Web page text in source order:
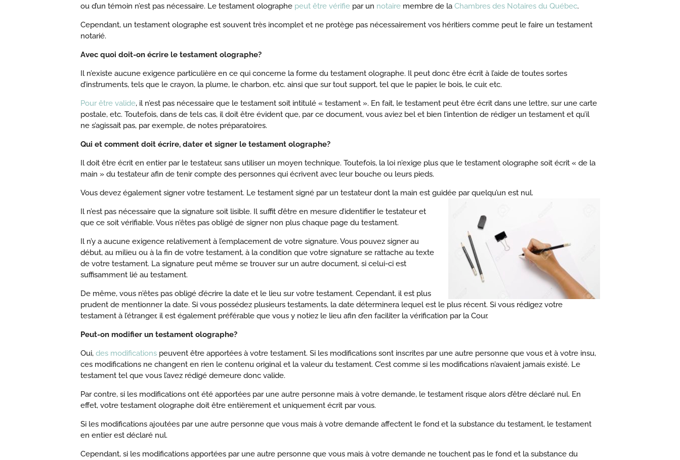
ou d’un témoin n’est pas nécessaire. Le testament olographe peut être vérifiepar un notairemembre de la Chambres des Notaires du Québec.
Cependant, un testament olographe est souvent très incomplet et ne protège pas nécessairement vos héritiers comme peut le faire un testament
notarié.
Avec quoi doit-on écrire le testament olographe?
Il n’existe aucune exigence particulière en ce qui concerne la forme du testament olographe. Il peut donc être écrit à l’aide de toutes sortes
d’instruments, tels que le crayon, la plume, le charbon, etc. ainsi que sur tout support, tel que le papier, le bois, le cuir, etc.
Pour être valide, il n’est pas nécessaire que le testament soit intitulé « testament ». En fait, le testament peut être écrit dans une lettre, sur une carte
postale, etc. Toutefois, dans de tels cas, il doit être évident que, par ce document, vous aviez bel et bien l’intention de rédiger un testament et qu’il
ne s’agissait pas, par exemple, de notes préparatoires.
Qui et comment doit écrire, dater et signer le testament olographe?
Il doit être écrit en entier par le testateur, sans utiliser un moyen technique. Toutefois, la loi n’exige plus que le testament olographe soit écrit « de la
main » du testateur afin de tenir compte des personnes qui écrivent avec leur bouche ou leurs pieds.
Vous devez également signer votre testament. Le testament signé par un testateur dont la main est guidée par quelqu’un est nul.
Il n’est pas nécessaire que la signature soit lisible. Il suffit d’être en mesure d’identifier le testateur et
que ce soit vérifiable. Vous n’êtes pas obligé de signer non plus chaque page du testament.
Il n’y a aucune exigence relativement à l’emplacement de votre signature. Vous pouvez signer au
début, au milieu ou à la fin de votre testament, à la condition que votre signature se rattache au texte
de votre testament. La signature peut même se trouver sur un autre document, si celui-ci est
suffisamment lié au testament.
De même, vous n’êtes pas obligé d’écrire la date et le lieu sur votre testament. Cependant, il est plus
prudent de mentionner la date. Si vous possédez plusieurs testaments, la date déterminera lequel est le plus récent. Si vous rédigez votre
testament à l’étranger, il est également préférable que vous y notiez le lieu afin d’en faciliter la vérification par la Cour.
Peut-on modifier un testament olographe?
Oui, des modificationspeuvent être apportées à votre testament. Si les modifications sont inscrites par une autre personne que vous et à votre insu,
ces modifications ne changent en rien le contenu original et la valeur du testament. C’est comme si les modifications n’avaient jamais existé. Le
testament tel que vous l’avez rédigé demeure donc valide.
Par contre, si les modifications ont été apportées par une autre personne mais à votre demande, le testament risque alors d’être déclaré nul. En
effet, votre testament olographe doit être entièrement et uniquement écrit par vous.
Si les modifications ajoutées par une autre personne que vous mais à votre demande affectent le fond et la substance du testament, le testament
en entier est déclaré nul.
Cependant, si les modifications apportées par une autre personne que vous mais à votre demande ne touchent pas le fond et la substance du